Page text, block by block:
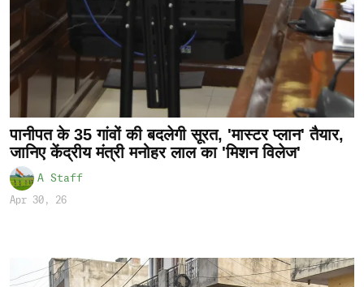
पानीपत के 35 गांवों की बदलेगी सूरत, 'मास्टर प्लान' तैयार,
जानिए केंद्रीय मंत्री मनोहर लाल का 'मिशन विलेज'
A Staff
Apr 30, 26